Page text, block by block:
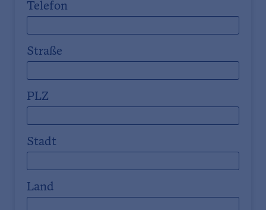
Telefon
Straße
PLZ
Stadt
Land